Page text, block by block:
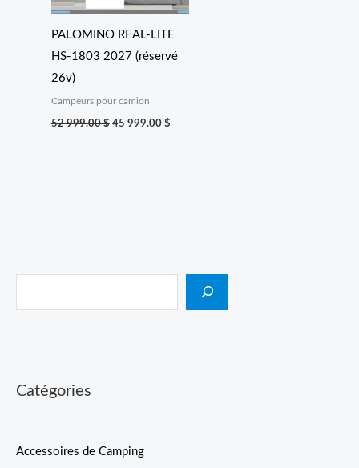
Catégories
Accessoires de Camping
PALOMINO REAL-LITE
HS-1803 2027 (réservé
26v)
Campeurs pour camion
52 999.00$ 45 999.00 $